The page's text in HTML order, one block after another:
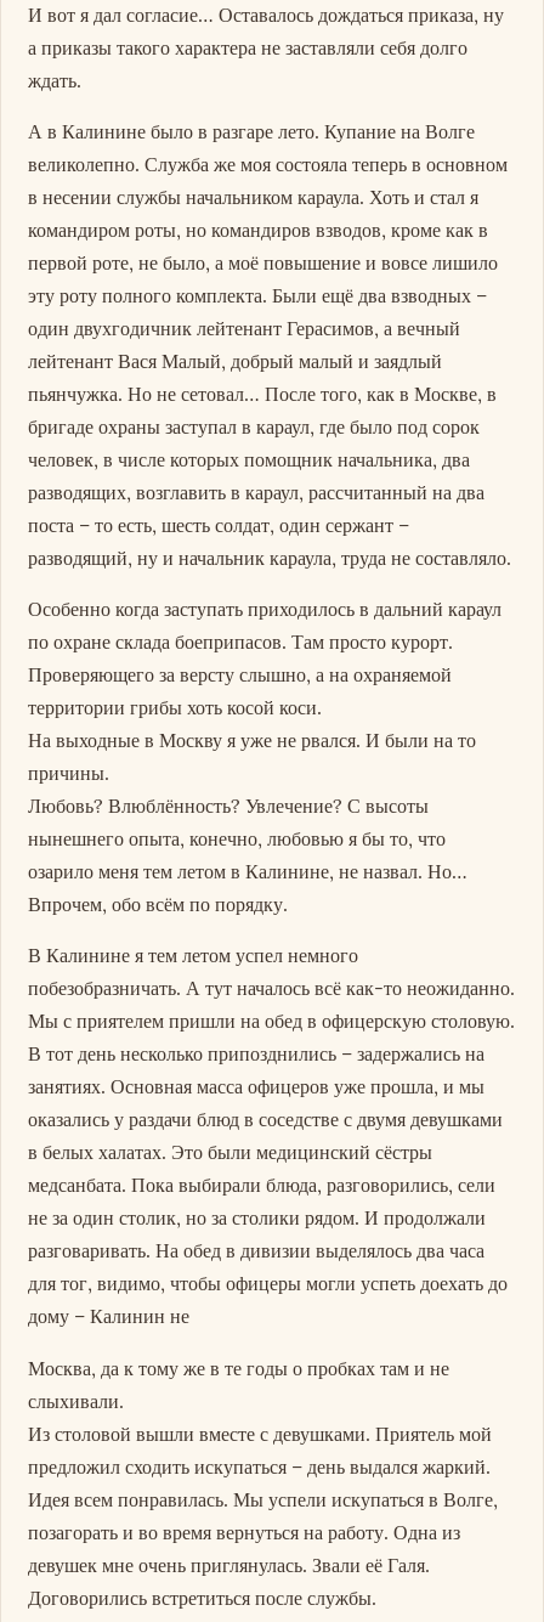
И вот я дал согласие… Оставалось дождаться приказа, ну
а приказы такого характера не заставляли себя долго
ждать.
А в Калинине было в разгаре лето. Купание на Волге
великолепно. Служба же моя состояла теперь в основном
в несении службы начальником караула. Хоть и стал я
командиром роты, но командиров взводов, кроме как в
первой роте, не было, а моё повышение и вовсе лишило
эту роту полного комплекта. Были ещё два взводных –
один двухгодичник лейтенант Герасимов, а вечный
лейтенант Вася Малый, добрый малый и заядлый
пьянчужка. Но не сетовал… После того, как в Москве, в
бригаде охраны заступал в караул, где было под сорок
человек, в числе которых помощник начальника, два
разводящих, возглавить в караул, рассчитанный на два
поста – то есть, шесть солдат, один сержант –
разводящий, ну и начальник караула, труда не составляло.
Особенно когда заступать приходилось в дальний караул
по охране склада боеприпасов. Там просто курорт.
Проверяющего за версту слышно, а на охраняемой
территории грибы хоть косой коси.
На выходные в Москву я уже не рвался. И были на то
причины.
Любовь? Влюблённость? Увлечение? С высоты
нынешнего опыта, конечно, любовью я бы то, что
озарило меня тем летом в Калинине, не назвал. Но…
Впрочем, обо всём по порядку.
В Калинине я тем летом успел немного
побезобразничать. А тут началось всё как-то неожиданно.
Мы с приятелем пришли на обед в офицерскую столовую.
В тот день несколько припозднились – задержались на
занятиях. Основная масса офицеров уже прошла, и мы
оказались у раздачи блюд в соседстве с двумя девушками
в белых халатах. Это были медицинский сёстры
медсанбата. Пока выбирали блюда, разговорились, сели
не за один столик, но за столики рядом. И продолжали
разговаривать. На обед в дивизии выделялось два часа
для тог, видимо, чтобы офицеры могли успеть доехать до
дому – Калинин не
Москва, да к тому же в те годы о пробках там и не
слыхивали.
Из столовой вышли вместе с девушками. Приятель мой
предложил сходить искупаться – день выдался жаркий.
Идея всем понравилась. Мы успели искупаться в Волге,
позагорать и во время вернуться на работу. Одна из
девушек мне очень приглянулась. Звали её Галя.
Договорились встретиться после службы.